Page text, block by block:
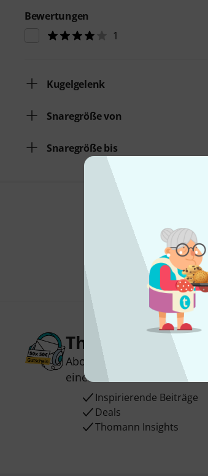
Bewertungen
1
Kugelgelenk
Snaregröße von
Snaregröße bis
Thomann
Abonniere den Thomann
einen von
50 Gutscheinen
Inspirierende Beiträge
Deals
Thomann Insights